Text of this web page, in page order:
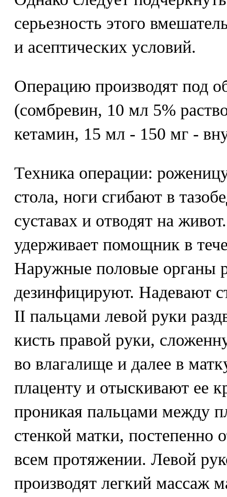
серьезность этого
и асептических условий.
Операцию производят под
(сомбревин, 10 мл 5%
кетамин, 15 мл - 150 мг -
Техника операции:
стола, ноги сгибают в
суставах и отводят на
удерживает помощник в
Наружные половые органы
дезинфицируют. Надевают
II пальцами левой руки
кисть правой руки,
во влагалище и далее в
плаценту и отыскивают ее
проникая пальцами между
стенкой матки, постепенно
всем протяжении. Левой
производят легкий массаж